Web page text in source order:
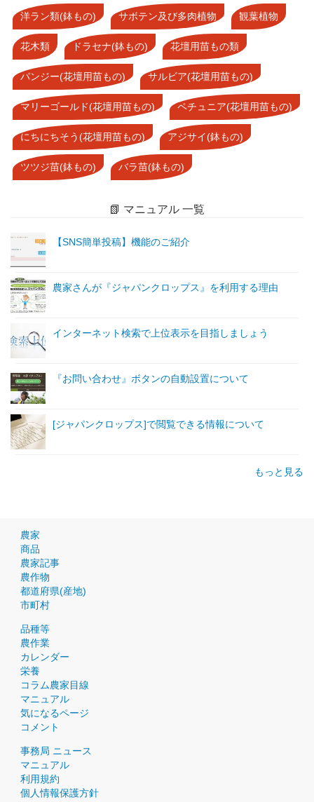
洋ラン類(鉢もの) サボテン及び多肉植物 観葉植物
花木類 ドラセナ(鉢もの) 花壇用苗もの類
パンジー(花壇用苗もの) サルビア(花壇用苗もの)
マリーゴールド(花壇用苗もの) ペチュニア(花壇用苗もの)
にちにちそう(花壇用苗もの) アジサイ(鉢もの)
ツツジ苗(鉢もの) バラ苗(鉢もの)
📗 マニュアル 一覧
【SNS簡単投稿】機能のご紹介
農家さんが『ジャパンクロップス』を利用する理由
インターネット検索で上位表示を目指しましょう
『お問い合わせ』ボタンの自動設置について
[ジャパンクロップス]で閲覧できる情報について
もっと見る
農家
商品
農家記事
農作物
都道府県(産地)
市町村
品種等
農作業
カレンダー
栄養
コラム農家目線
マニュアル
気になるページ
コメント
事務局 ニュース
マニュアル
利用規約
個人情報保護方針